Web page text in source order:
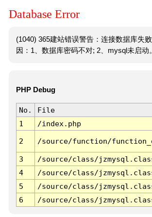
Database Error
(1040) 365建站错误警告：连接数据库失
因：1、数据库密码不对; 2、mysql未启动。
PHP Debug
No. File
1
/index.php
2 /source/function/
3 /source/class/
4
/source/class/
5
/source/class/
6
/source/class/